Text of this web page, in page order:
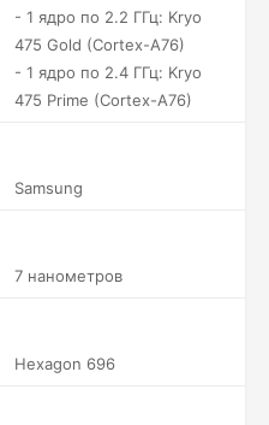
- 1 ядро по 2.2 ГГц: Kryo
475 Gold (Cortex-A76)
- 1 ядро по 2.4 ГГц: Kryo
475 Prime (Cortex-A76)
Samsung
7 нанометров
Hexagon 696